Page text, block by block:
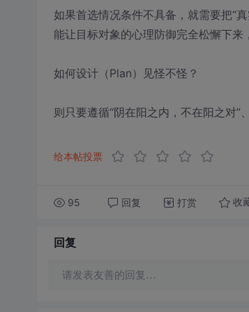
如果首选情况条件不具备，就需要把“
能让目标对象的心理防御完全松懈下来
如何设计（Plan）见怪不怪？
则只要遵循“阴在阳之内，不在阳之对”
给本帖投票
95 回复 打赏 收
回复
请发表友善的回复…